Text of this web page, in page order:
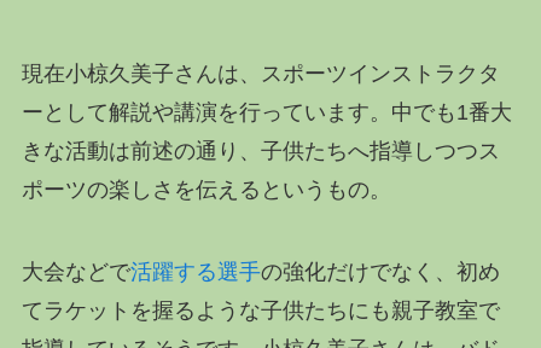
現在小椋久美子さんは、スポーツインストラクタ
ーとして解説や講演を行っています。中でも1番大
きな活動は前述の通り、子供たちへ指導しつつス
ポーツの楽しさを伝えるというもの。
大会などで活躍する選手の強化だけでなく、初め
てラケットを握るような子供たちにも親子教室で